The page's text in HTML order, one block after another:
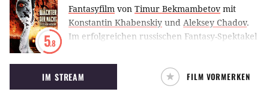
5.8
Fantasyfilm von Timur Bekmambetov mit
Konstantin Khabenskiy und Aleksey Chadov.
Im erfolgreichen russischen Fantasy-Spektakel
zwischen Gut und Böse nach Jahrhunderten
der friedlichen Koexistenz neu zu entbrennen.
IM STREAM FILM VORMERKEN